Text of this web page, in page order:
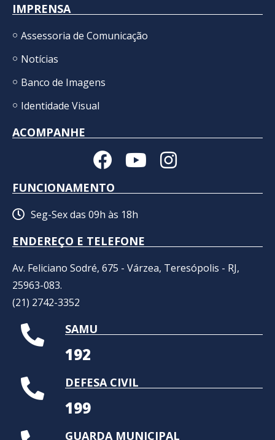
IMPRENSA
Assessoria de Comunicação
Notícias
Banco de Imagens
Identidade Visual
ACOMPANHE
FUNCIONAMENTO
Seg-Sex das 09h às 18h
ENDEREÇO E TELEFONE
Av. Feliciano Sodré, 675 - Várzea, Teresópolis - RJ,
25963-083.
(21) 2742-3352​
SAMU
192
DEFESA CIVIL
199
GUARDA MUNICIPAL